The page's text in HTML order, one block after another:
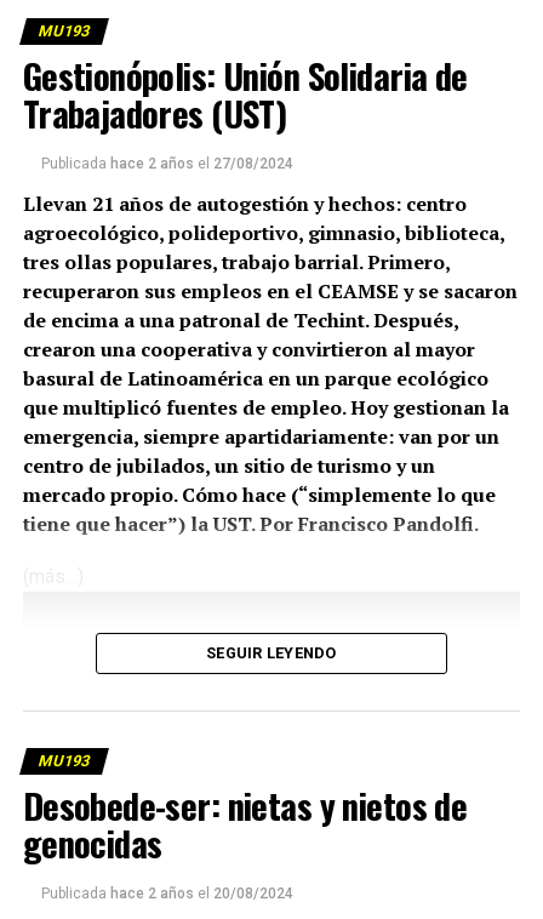
MU193
Gestionópolis: Unión Solidaria de
Trabajadores (UST)
Publicada hace 2 años el 27/08/2024
Llevan 21 años de autogestión y hechos: centro
agroecológico, polideportivo, gimnasio, biblioteca,
tres ollas populares, trabajo barrial. Primero,
recuperaron sus empleos en el CEAMSE y se sacaron
de encima a una patronal de Techint. Después,
crearon una cooperativa y convirtieron al mayor
basural de Latinoamérica en un parque ecológico
que multiplicó fuentes de empleo. Hoy gestionan la
emergencia, siempre apartidariamente: van por un
centro de jubilados, un sitio de turismo y un
mercado propio. Cómo hace (“simplemente lo que
tiene que hacer”) la UST. Por Francisco Pandolfi.
(más…)
SEGUIR LEYENDO
MU193
Desobede-ser: nietas y nietos de
genocidas
Publicada hace 2 años el 20/08/2024